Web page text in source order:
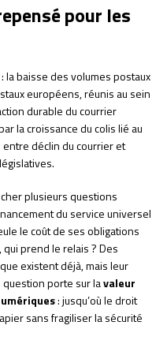
pour les
la baisse des volumes postaux
européens, réunis au sein
durable du courrier
la croissance du colis lié au
déclin du courrier et
plusieurs questions
du service universel
le coût de ses obligations
prend le relais ? Des
existent déjà, mais leur
porte sur lavaleur
: jusqu’où le droit
sans fragiliser la sécurité